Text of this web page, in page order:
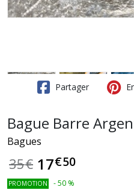
Partager
Bague Barre
Bagues
35€ 17€50
PROMOTION -50 %